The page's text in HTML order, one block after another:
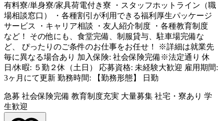
有料寮/単身寮/家具荷電付き寮 ・スタッフホットライン（職
場相談窓口） ・各種割引が利用できる福利厚生パッケージ
サービス ・キャリア相談 ・友人紹介制度 ・各種教育制度
など！ その他にも、食堂完備、制服貸与、駐車場完備な
ど、 ぴったりのご条件のお仕事をお任せ！ ※詳細は就業先
毎に異なる場合あり 加入保険: 社会保険完備※法定通り 休
日/休暇: ５勤２休（土日） 応募資格: 未経験大歓迎 雇用期間:
3ヶ月にて更新 勤務時間: 【勤務形態】 日勤
急募 社会保険完備 教育制度充実 大量募集 社宅・寮あり 学
生歓迎